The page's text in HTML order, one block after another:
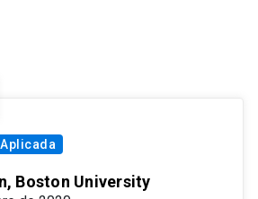
Boston University